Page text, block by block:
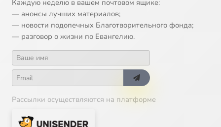
Каждую неделю в вашем почтовом ящике:
— анонсы лучших материалов;
— новости подопечных Благотворительного фонда;
— разговор о жизни по Евангелию.
Рассылки осуществляются на платформе